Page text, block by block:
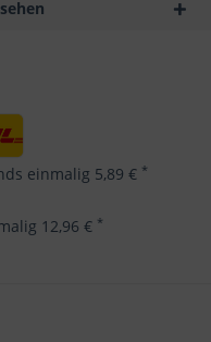
einmalig 5,89 € *
12,96 € *